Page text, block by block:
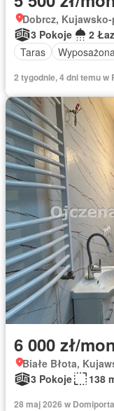
Dobrcz,
3 Pokoje
2
Taras
2 tygodnie, 4 dni temu w
6 000 zł/
Białe Błota,
3 Pokoje
138
28 maj 2026 w Domiporta